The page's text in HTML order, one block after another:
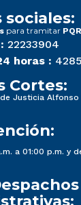
sociales:
para tramitar
22233904
horas :
Cortes:
Justicia Alfonso
a 01:00 p.m. y